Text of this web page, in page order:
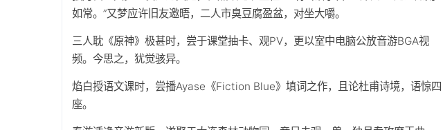
如常。”又梦应许旧友邀晤，二人市臭豆腐盈盆，对坐大嚼。
三人耽《原神》极甚时，尝于课堂抽卡、观PV，更以室中电脑公放音游BGA视
频。今思之，犹觉骇异。
焰白授语文课时，尝播Ayase《Fiction Blue》填词之作，且论杜甫诗境，语惊四
座。